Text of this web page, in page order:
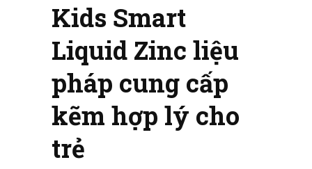
Kids Smart
Liquid Zinc liệu
pháp cung cấp
kẽm hợp lý cho
trẻ